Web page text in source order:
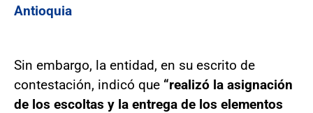
Antioquia
Sin embargo, la entidad, en su escrito de
contestación, indicó que “realizó la asignación
de los escoltas y la entrega de los elementos